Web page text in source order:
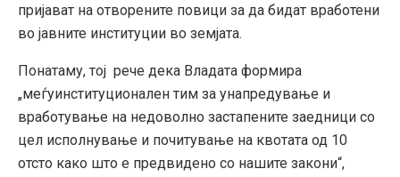
пријават на отворените повици за да бидат вработени
во јавните институции во земјата.
Понатаму, тој рече дека Владата формира
„меѓуинституционален тим за унапредување и
вработување на недоволно застапените заедници со
цел исполнување и почитување на квотата од 10
отсто како што е предвидено со нашите закони“,